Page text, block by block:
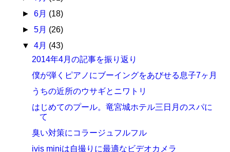
► 6月 (18)
► 5月 (26)
▼ 4月 (43)
2014年4月の記事を振り返り
僕が弾くピアノにブーイングをあびせる息子7ヶ月
うちの近所のウサギとニワトリ
はじめてのプール。竜宮城ホテル三日月のスパに
て
臭い対策にコラージュフルフル
ivis miniは自撮りに最適なビデオカメラ